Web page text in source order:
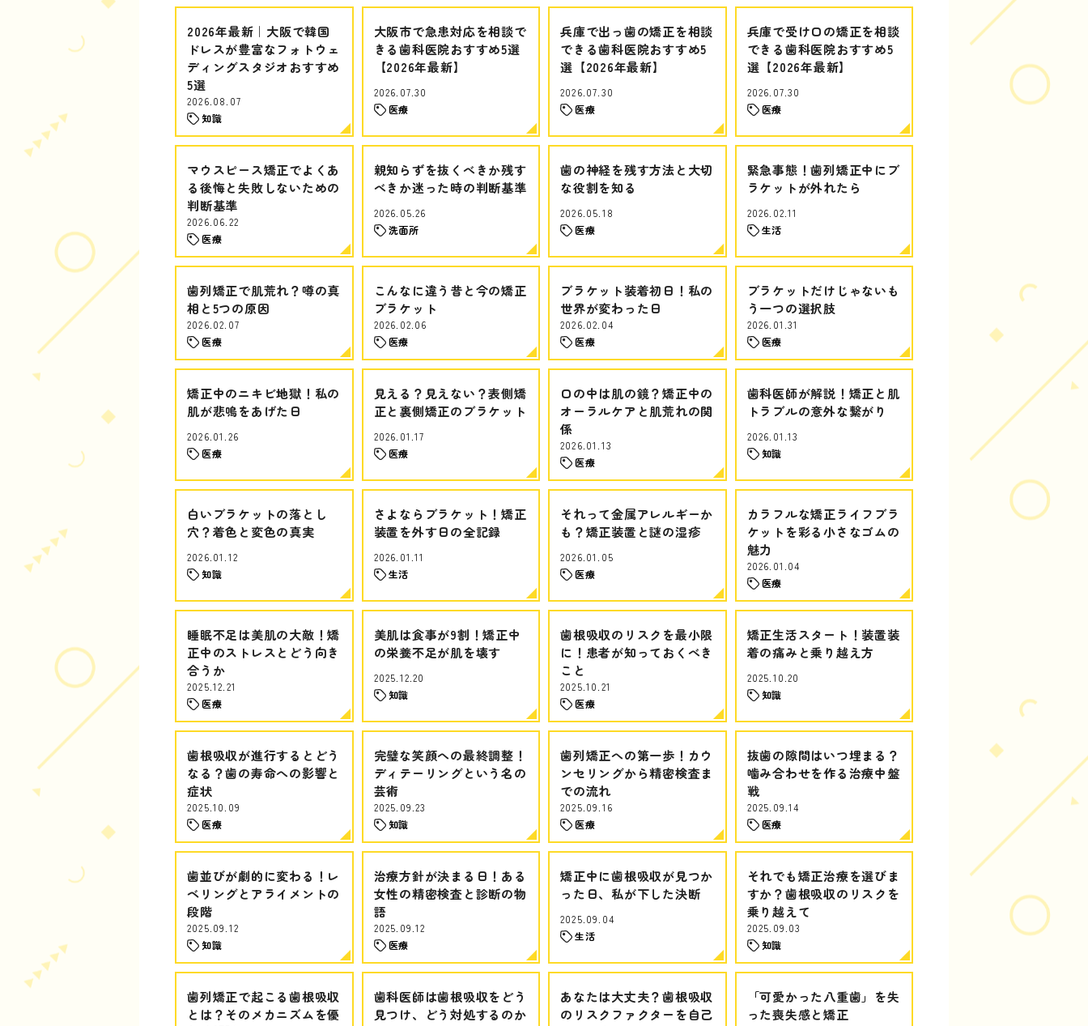
2026年最新｜大阪で韓国
ドレスが豊富なフォトウェ
ディングスタジオおすすめ
5選
2026.08.07
知識
大阪市で急患対応を相談で
きる歯科医院おすすめ5選
【2026年最新】
2026.07.30
医療
兵庫で出っ歯の矯正を相談
できる歯科医院おすすめ5
選【2026年最新】
2026.07.30
医療
兵庫で受け口の矯正を相談
できる歯科医院おすすめ5
選【2026年最新】
2026.07.30
医療
マウスピース矯正でよくあ
る後悔と失敗しないための
判断基準
2026.06.22
医療
親知らずを抜くべきか残す
べきか迷った時の判断基準
2026.05.26
洗面所
歯の神経を残す方法と大切
な役割を知る
2026.05.18
医療
緊急事態！歯列矯正中にブ
ラケットが外れたら
2026.02.11
生活
歯列矯正で肌荒れ？噂の真
相と5つの原因
2026.02.07
医療
こんなに違う昔と今の矯正
ブラケット
2026.02.06
医療
ブラケット装着初日！私の
世界が変わった日
2026.02.04
医療
ブラケットだけじゃないも
う一つの選択肢
2026.01.31
医療
矯正中のニキビ地獄！私の
肌が悲鳴をあげた日
2026.01.26
医療
見える？見えない？表側矯
正と裏側矯正のブラケット
2026.01.17
医療
口の中は肌の鏡？矯正中の
オーラルケアと肌荒れの関
係
2026.01.13
医療
歯科医師が解説！矯正と肌
トラブルの意外な繋がり
2026.01.13
知識
白いブラケットの落とし
穴？着色と変色の真実
2026.01.12
知識
さよならブラケット！矯正
装置を外す日の全記録
2026.01.11
生活
それって金属アレルギーか
も？矯正装置と謎の湿疹
2026.01.05
医療
カラフルな矯正ライフブラ
ケットを彩る小さなゴムの
魅力
2026.01.04
医療
睡眠不足は美肌の大敵！矯
正中のストレスとどう向き
合うか
2025.12.21
医療
美肌は食事が9割！矯正中
の栄養不足が肌を壊す
2025.12.20
知識
歯根吸収のリスクを最小限
に！患者が知っておくべき
こと
2025.10.21
医療
矯正生活スタート！装置装
着の痛みと乗り越え方
2025.10.20
知識
歯根吸収が進行するとどう
なる？歯の寿命への影響と
症状
2025.10.09
医療
完璧な笑顔への最終調整！
ディテーリングという名の
芸術
2025.09.23
知識
歯列矯正への第一歩！カウ
ンセリングから精密検査ま
での流れ
2025.09.16
医療
抜歯の隙間はいつ埋まる？
噛み合わせを作る治療中盤
戦
2025.09.14
医療
歯並びが劇的に変わる！レ
ベリングとアライメントの
段階
2025.09.12
知識
治療方針が決まる日！ある
女性の精密検査と診断の物
語
2025.09.12
医療
矯正中に歯根吸収が見つか
った日、私が下した決断
2025.09.04
生活
それでも矯正治療を選びま
すか？歯根吸収のリスクを
乗り越えて
2025.09.03
知識
歯列矯正で起こる歯根吸収
とは？そのメカニズムを優
歯科医師は歯根吸収をどう
見つけ、どう対処するのか
あなたは大丈夫？歯根吸収
のリスクファクターを自己
「可愛かった八重歯」を失
った喪失感と矯正